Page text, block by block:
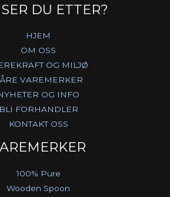
DU ETTER?
HJEM
OM OSS
OG MILJØ
VAREMERKER
OG INFO
BLI FORHANDLER
KONTAKT OSS
100% Pure
Wooden Spoon